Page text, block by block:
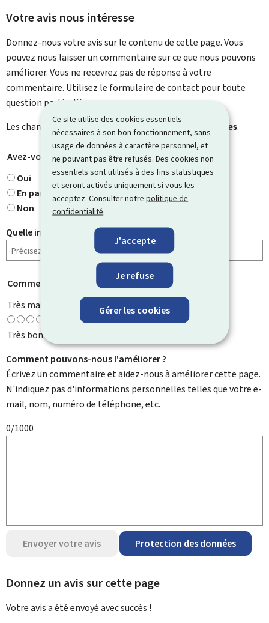
Ce site utilise des cookies essentiels
nécessaires à son bon fonctionnement, sans
usage de données à caractère personnel, et
ne pouvant pas être refusés. Des cookies non
essentiels sont utilisés à des fins statistiques
et seront activés uniquement si vous les
acceptez. Consulter notrepolitique de
confidentialité.
J'accepte
Je refuse
Gérer les cookies
Votre avis nous intéresse
Donnez-nous votre avis sur le contenu de cette page. Vous
pouvez nous laisser un commentaire sur ce que nous pouvons
améliorer. Vous ne recevrez pas de réponse à votre
commentaire. Utilisez le formulaire de contact pour toute
question particulière.
Les champs marqués d’une étoile (
* obligatoires.
Avez-vous trouvé ce que vous cherchiez ? *
Oui
En partie
Non
Quelle information cherchiez-vous ?
Comment évaluez-vous cette page ?
Très mauvaise
Très bonne
Comment pouvons-nous l'améliorer ?
Écrivez un commentaire et aidez-nous à améliorer cette page.
N'indiquez pas d'informations personnelles telles que votre e-
mail, nom, numéro de téléphone, etc.
0/1000
Envoyer votre avis Protection des données
Donnez un avis sur cette page
Votre avis a été envoyé avecsuccès !